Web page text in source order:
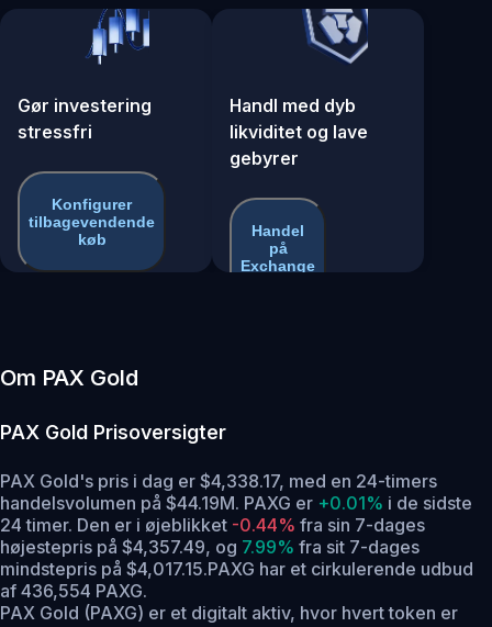
Gør investering
stressfri
Konfigurer
tilbagevendende
køb
Handl med dyb
likviditet og lave
gebyrer
Handel
på
Exchange
Om PAX Gold
PAX Gold Prisoversigter
PAX Gold's pris i dag er $4,338.17, med en 24-timers
handelsvolumen på $44.19M. PAXG er +0.01% i de sidste
24 timer. Den er i øjeblikket -0.44% fra sin 7-dages
højestepris på $4,357.49, og 7.99% fra sit 7-dages
mindstepris på $4,017.15.PAXG har et cirkulerende udbud
af 436,554 PAXG.
PAX Gold (PAXG) er et digitalt aktiv, hvor hvert token er